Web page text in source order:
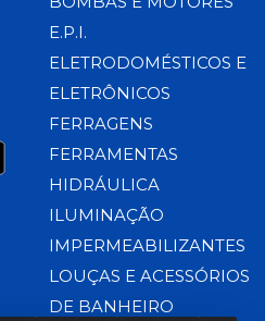
E.P.I.
ELETRODOMÉSTICOS E
ELETRÔNICOS
FERRAGENS
FERRAMENTAS
HIDRÁULICA
ILUMINAÇÃO
IMPERMEABILIZANTES
LOUÇAS E ACESSÓRIOS
DE BANHEIRO